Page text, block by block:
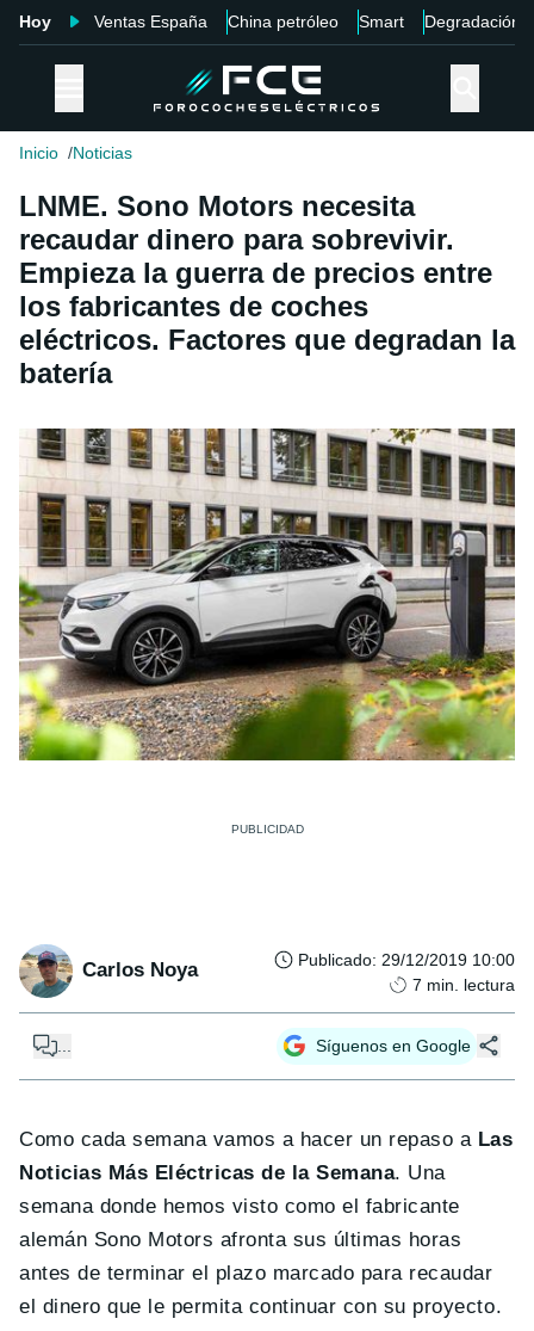
Hoy Ventas España China petróleo Smart Degradación
Inicio Noticias
LNME. Sono Motors necesita
recaudar dinero para sobrevivir.
Empieza la guerra de precios entre
los fabricantes de coches
eléctricos. Factores que degradan la
batería
Carlos Noya Publicado: 29/12/2019 10:00
7 min. lectura
Síguenos en Google
Como cada semana vamos a hacer un repaso a Las
Noticias Más Eléctricas de la Semana. Una
semana donde hemos visto como el fabricante
alemán Sono Motors afronta sus últimas horas
antes de terminar el plazo marcado para recaudar
el dinero que le permita continuar con su proyecto.